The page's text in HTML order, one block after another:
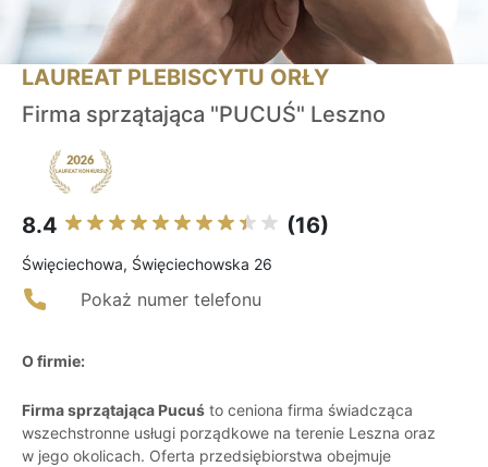
LAUREAT PLEBISCYTU ORŁY
Firma sprzątająca "PUCUŚ" Leszno
8.4 (16)
Święciechowa, Święciechowska 26
Pokaż numer telefonu
O firmie:
Firma sprzątająca Pucuś to ceniona firma świadcząca
wszechstronne usługi porządkowe na terenie Leszna oraz
w jego okolicach. Oferta przedsiębiorstwa obejmuje